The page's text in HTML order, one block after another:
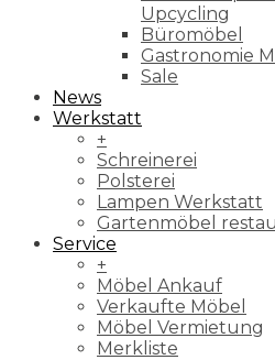
Upcycling
Büromöbel
Gastronomie
Sale
News
Werkstatt
+
Schreinerei
Polsterei
Lampen Werkstatt
Gartenmöbel
Service
+
Möbel Ankauf
Verkaufte Möbel
Möbel Vermietung
Merkliste